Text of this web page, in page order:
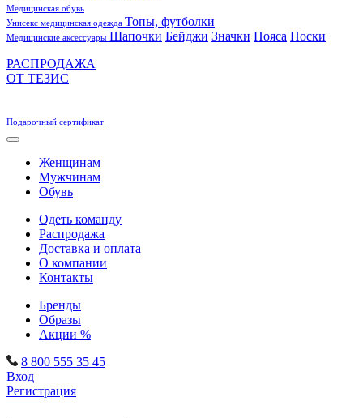
Медицинская обувь
Унисекс медицинская одежда Топы, футболки
Медицинские аксессуары Шапочки Бейджи Значки Пояса Носки
РАСПРОДАЖА
ОТ ТЕЗИС
Подарочный сертификат
Женщинам
Мужчинам
Обувь
Одеть команду
Распродажа
Доставка и оплата
О компании
Контакты
Бренды
Образы
Акции %
8 800 555 35 45
Вход
Регистрация